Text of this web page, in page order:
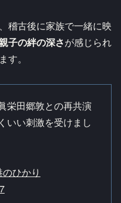
稽古後に家族で一緒に映
子の絆の深さが感じられ
す。​
栄田郷敦との再共演
いい刺激を受けまし
ひかり